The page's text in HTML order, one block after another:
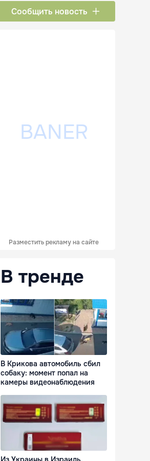
Сообщить новость
Разместить рекламу на сайте
В тренде
В Крикова автомобиль сбил
собаку: момент попал на
камеры видеонаблюдения